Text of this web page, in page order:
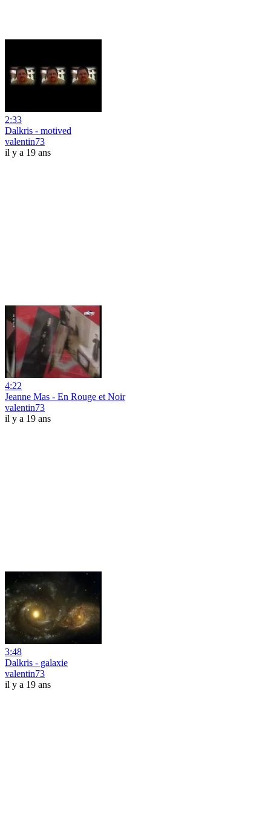
2:33
Dalkris - motived
valentin73
il y a 19 ans
4:22
Jeanne Mas - En Rouge et Noir
valentin73
il y a 19 ans
3:48
Dalkris - galaxie
valentin73
il y a 19 ans